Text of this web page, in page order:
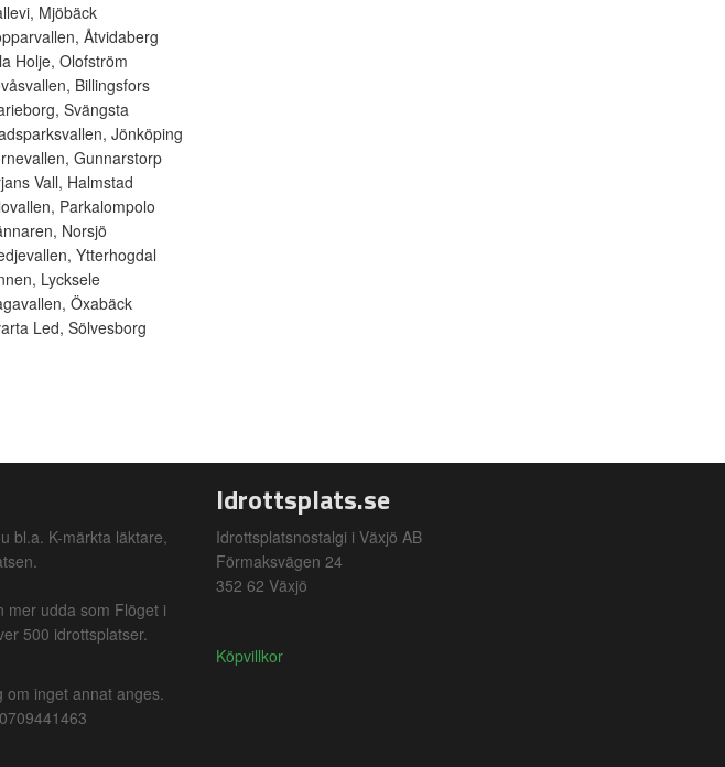
Mjöbäck
Åtvidaberg
Holje, Olofström
Billingsfors
Svängsta
Jönköping
Gunnarstorp
Vall, Halmstad
Parkalompolo
Norsjö
Ytterhogdal
Lycksele
Öxabäck
Led, Sölvesborg
bl.a. K-märkta läktare,
mer udda som Flöget i
500 idrottsplatser.
om inget annat anges.
Idrottsplats.se
Idrottsplatsnostalgi i Växjö AB
Förmaksvägen 24
352 62 Växjö
Köpvillkor